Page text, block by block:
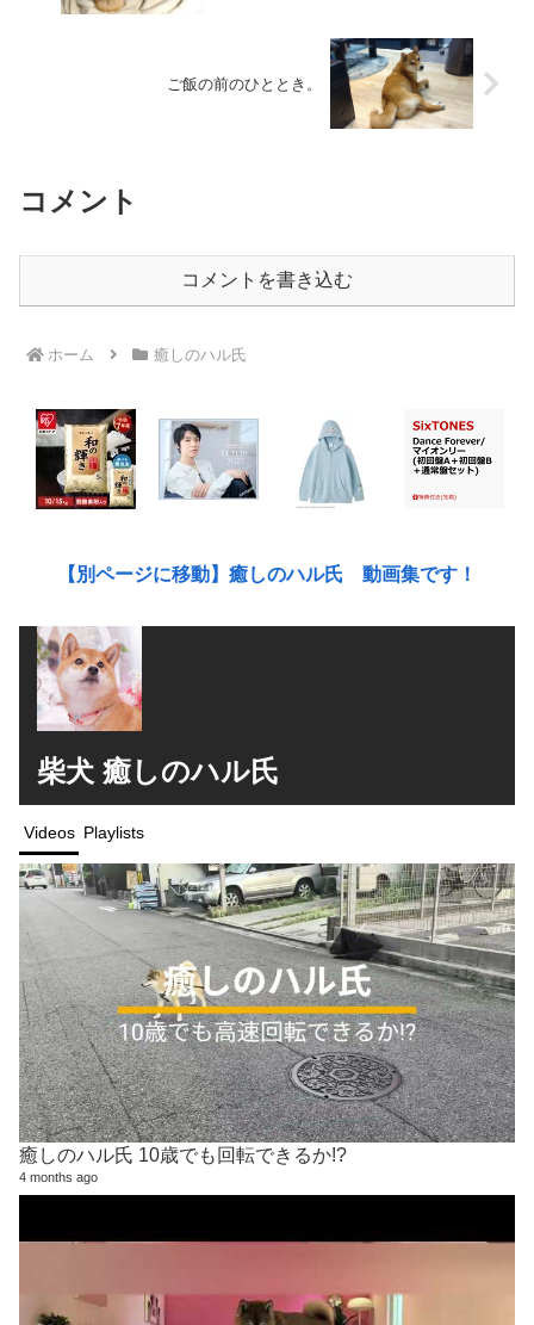
ご飯の前のひととき。
コメント
コメントを書き込む
ホーム 癒しのハル氏
【別ページに移動】癒しのハル氏 動画集です！
柴犬 癒しのハル氏
Videos Playlists
癒しのハル氏 10歳でも回転できるか!?
4 months ago